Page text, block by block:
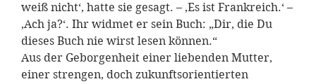
weiß nicht‘, hatte sie gesagt. – ‚Es ist Frankreich.‘ –
‚Ach ja?‘. Ihr widmet er sein Buch: „Dir, die Du
dieses Buch nie wirst lesen können.“
Aus der Geborgenheit einer liebenden Mutter,
einer strengen, doch zukunftsorientierten